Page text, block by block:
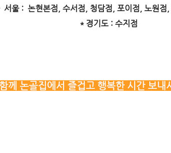
서울 : 논현본점, 수서점, 청담점, 포이점, 노원점
＊경기도 : 수지점
께 논골집에서 즐겁고 행복한 시간 보